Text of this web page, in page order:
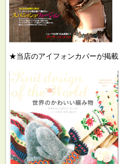
★当店のアイフォンカバーが掲載